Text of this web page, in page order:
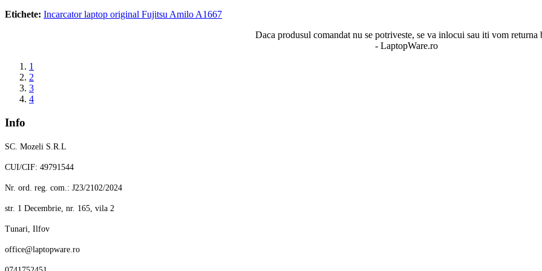
Etichete: Incarcator laptop original Fujitsu Amilo A1667
Daca produsul comandat nu se potriveste, se va inlocui sau iti vom returna
- LaptopWare.ro
1
2
3
4
Info
SC. Mozeli S.R.L
CUI/CIF: 49791544
Nr. ord. reg. com.: J23/2102/2024
str. 1 Decembrie, nr. 165, vila 2
Tunari, Ilfov
office@laptopware.ro